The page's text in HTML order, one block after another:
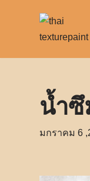
น้ำซึ
มกราคม 6